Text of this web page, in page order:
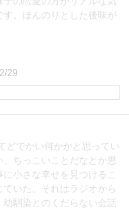
す。ほんのりとした後味が
29
どでかい何かかと思ってい
ちっこいことだなとか思
小さな幸せを見つけるこ
いた。それはラジオから
馴染とのくだらない会話